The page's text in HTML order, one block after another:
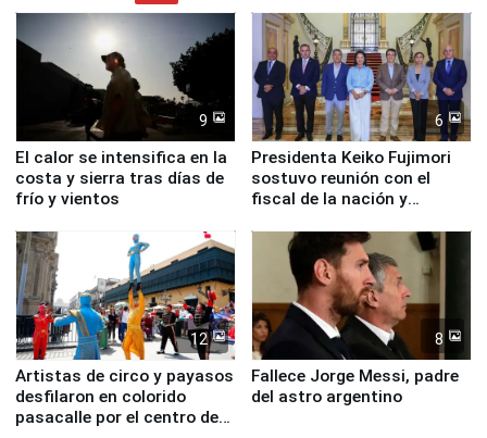
9
El calor se intensifica en la
costa y sierra tras días de
frío y vientos
6
Presidenta Keiko Fujimori
sostuvo reunión con el
fiscal de la nación y
12
Artistas de circo y payasos
desfilaron en colorido
pasacalle por el centro de
8
Fallece Jorge Messi, padre
del astro argentino